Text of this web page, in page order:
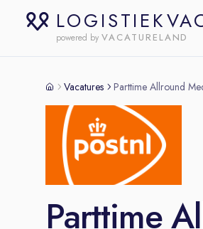
powered by VACATURELAND
Vacatures Parttime Allround
Parttime